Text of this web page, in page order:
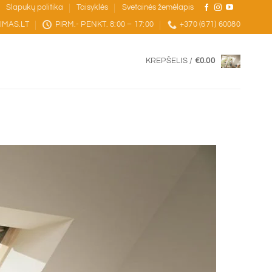
Slapukų politika Taisyklės Svetainės žemėlapis
PIRM.- PENKT. 8:00 – 17:00 +370 (671) 60080
KREPŠELIS / €0.00